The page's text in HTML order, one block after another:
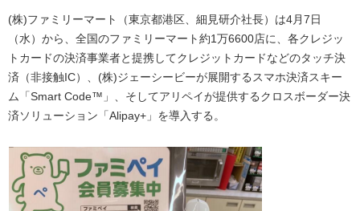
(株)ファミリーマート（東京都港区、細見研介社長）は4月7日
（水）から、全国のファミリーマート約1万6600店に、各クレジッ
トカードの決済事業者と提携してクレジットカードなどのタッチ決
済（非接触IC）、(株)ジェーシービーが展開するスマホ決済スキー
ム「Smart Code™」、そしてアリペイが提供するクロスボーダー決
済ソリューション「Alipay+」を導入する。